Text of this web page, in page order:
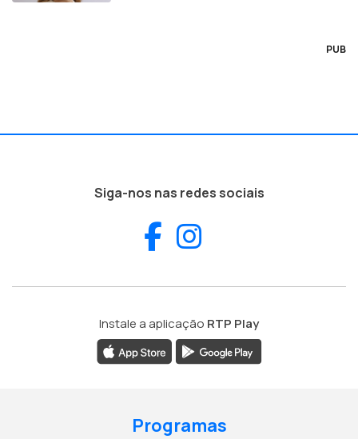
PUB
Siga-nos nas redes sociais
Facebook
Instale a aplicação RTP Play
Programas